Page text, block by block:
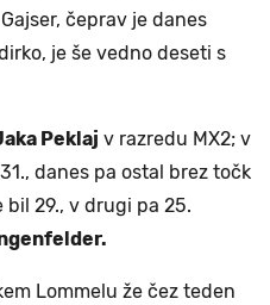
čeprav je danes
je še vedno deseti s
Peklaj v razredu MX2; v
danes pa ostal brez točk
29., v drugi pa 25.
Lommelu že čez teden